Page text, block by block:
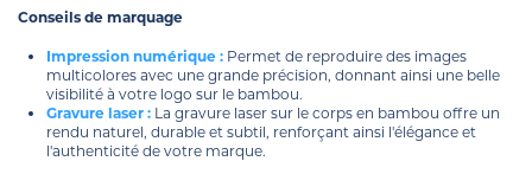
Conseils de marquage
Impression numérique : Permet de reproduire des images
multicolores avec une grande précision, donnant ainsi une belle
visibilité à votre logo sur le bambou.
Gravure laser : La gravure laser sur le corps en bambou offre un
rendu naturel, durable et subtil, renforçant ainsi l'élégance et
l'authenticité de votre marque.